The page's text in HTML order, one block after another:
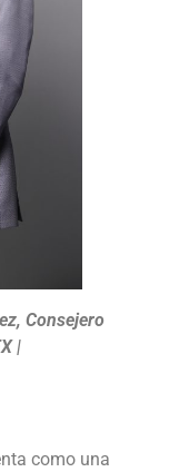
Consejero
|
como una